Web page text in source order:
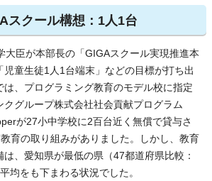
スクール構想：1人1台
臣が本部長の「GIGAスクール実現推進本
童生徒1人1台端末」などの目標が打ち出
は、プログラミング教育のモデル校に指定
クグループ株式会社社会貢献プログラム
が27小中学校に2百台近く無償で貸与さ
育の取り組みがありました。しかし、教育
、愛知県が最低の県（47都道府県比較：
均をも下まわる状況でした。